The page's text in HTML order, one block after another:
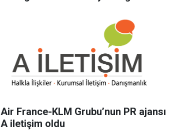
Air France-KLM Grubu’nun PR ajansı
A iletişim oldu